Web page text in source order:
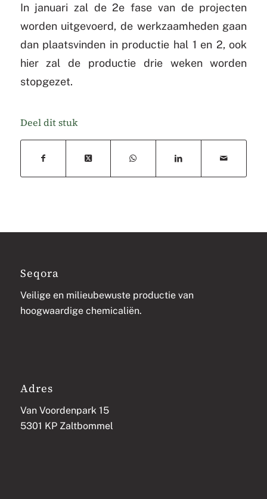
In januari zal de 2e fase van de projecten
worden uitgevoerd, de werkzaamheden gaan
dan plaatsvinden in productie hal 1 en 2, ook
hier zal de productie drie weken worden
stopgezet.
Deel dit stuk
Seqora
Veilige en milieubewuste productie van
hoogwaardige chemicaliën.
Adres
Van Voordenpark 15
5301 KP Zaltbommel